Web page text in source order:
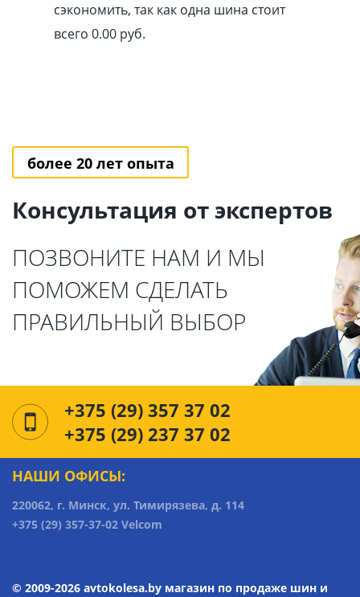
сэкономить, так как одна шина стоит
всего 0.00 pуб.
более 20 лет опыта
Консультация от экспертов
ПОЗВОНИТЕ НАМ И МЫ
ПОМОЖЕМ СДЕЛАТЬ
ПРАВИЛЬНЫЙ ВЫБОР
+375 (29) 357 37 02
+375 (29) 237 37 02
НАШИ ОФИСЫ:
220062, г. Минск, ул. Тимирязева, д. 114
+375 (29) 357-37-02 Velcom
© 2009-2026 avtokolesa.by магазин по продаже шин и